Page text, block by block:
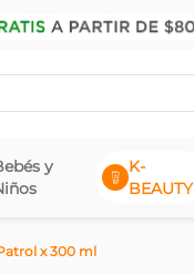
y
K-
BEAUTY
x 300 ml